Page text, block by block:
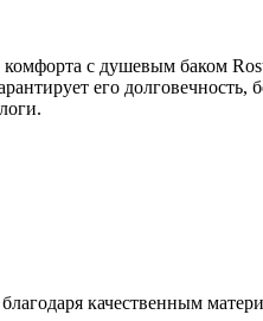
с душевым баком
его
качественным